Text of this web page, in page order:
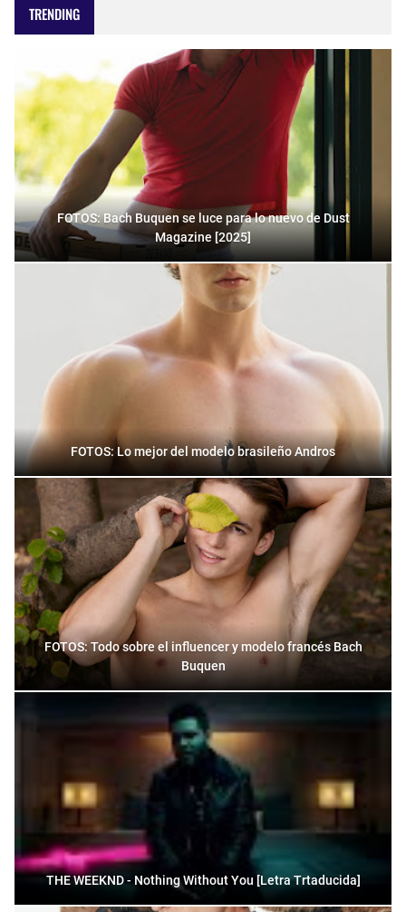
TRENDING
FOTOS: Bach Buquen se luce para lo nuevo de Dust
Magazine [2025]
FOTOS: Lo mejor del modelo brasileño Andros
FOTOS: Todo sobre el influencer y modelo francés Bach
Buquen
THE WEEKND - Nothing Without You [Letra Trtaducida]